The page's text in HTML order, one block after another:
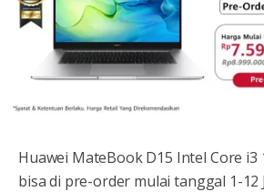
Huawei MateBook D15 Intel Core i3
bisa di pre-order mulai tanggal 1-12